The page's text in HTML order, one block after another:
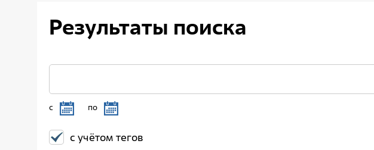
Результаты поиска
c по
с учётом тегов